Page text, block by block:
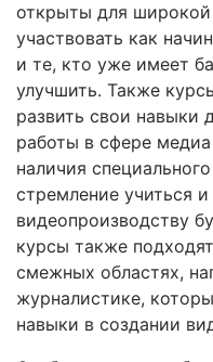
открыты для широкой
участвовать как
и те, кто уже имеет
улучшить. Также
развить свои навыки
работы в сфере
наличия
стремление учиться и
видеопроизводству
курсы также
смежных областях,
журналистике,
навыки в создании